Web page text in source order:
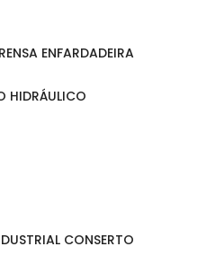
ENFARDADEIRA
HIDRÁULICO
CONSERTO